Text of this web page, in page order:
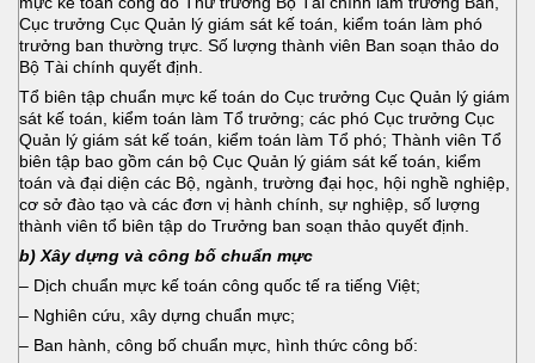
Cục trưởng Cục Quản lý giám sát kế toán, kiểm toán làm phó
trưởng ban thường trực. Số lượng thành viên Ban soạn thảo do
Bộ Tài chính quyết định.
Tổ biên tập chuẩn mực kế toán do Cục trưởng Cục Quản lý giám
sát kế toán, kiểm toán làm Tổ trưởng; các phó Cục trưởng Cục
Quản lý giám sát kế toán, kiểm toán làm Tổ phó; Thành viên Tổ
biên tập bao gồm cán bộ Cục Quản lý giám sát kế toán, kiểm
toán và đại diện các Bộ, ngành, trường đại học, hội nghề nghiệp,
cơ sở đào tạo và các đơn vị hành chính, sự nghiệp, số lượng
thành viên tổ biên tập do Trưởng ban soạn thảo quyết định.
b) Xây dựng và công bố chuẩn mực
– Dịch chuẩn mực kế toán công quốc tế ra tiếng Việt;
– Nghiên cứu, xây dựng chuẩn mực;
– Ban hành, công bố chuẩn mực, hình thức công bố: